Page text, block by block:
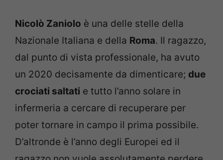
Nicolò Zaniolo è una delle stelle della
Nazionale Italiana e della Roma. Il ragazzo,
dal punto di vista professionale, ha avuto
un 2020 decisamente da dimenticare; due
crociati saltati e tutto l’anno solare in
infermeria a cercare di recuperare per
poter tornare in campo il prima possibile.
D’altronde è l’anno degli Europei ed il